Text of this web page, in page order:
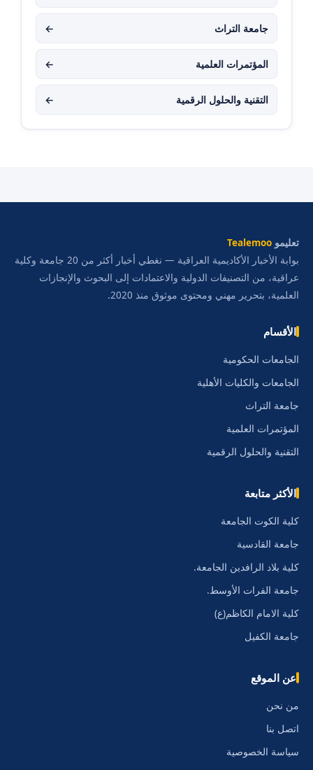
جامعة التراث ←
المؤتمرات العلمية ←
التقنية والحلول الرقمية ←
تعليمو Tealemoo
بوابة الأخبار الأكاديمية العراقية — نغطي أخبار أكثر من 20 جامعة وكلية
عراقية، من التصنيفات الدولية والاعتمادات إلى البحوث والإنجازات
العلمية، بتحرير مهني ومحتوى موثوق منذ 2020.
الأقسام
الجامعات الحكومية
الجامعات والكليات الأهلية
جامعة التراث
المؤتمرات العلمية
التقنية والحلول الرقمية
الأكثر متابعة
كلية الكوت الجامعة
جامعة القادسية
كلية بلاد الرافدين الجامعة.
جامعة الفرات الأوسط.
كلية الامام الكاظم(ع)
جامعة الكفيل
عن الموقع
من نحن
اتصل بنا
سياسة الخصوصية